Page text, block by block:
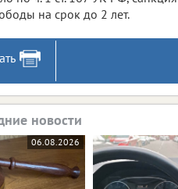
на срок до 2 лет.
новости
06.08.2026